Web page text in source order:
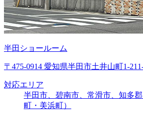
半田ショールーム
〒475-0914 愛知県半田市土井山町1-
対応エリア
半田市、碧南市、常滑市、知多
町・美浜町）